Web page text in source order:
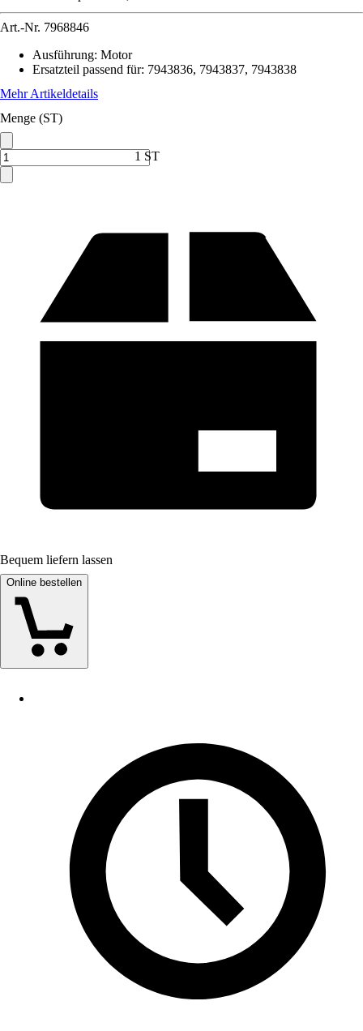
Art.-Nr. 7968846
Ausführung: Motor
Ersatzteil passend für: 7943836, 7943837, 7943838
Mehr Artikeldetails
Menge (ST)
1 ST
Bequem liefern lassen
Online bestellen